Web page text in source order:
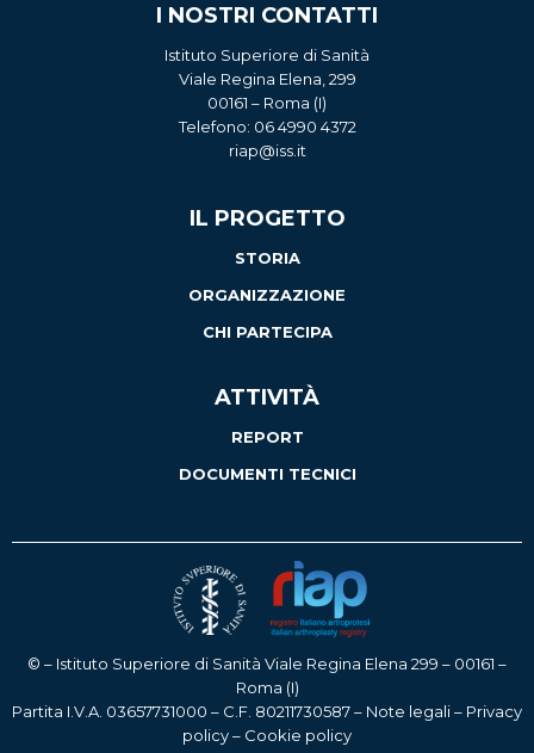
I NOSTRI CONTATTI
Istituto Superiore di Sanità
Viale Regina Elena, 299
00161 – Roma (I)
Telefono: 06 4990 4372
riap@iss.it
IL PROGETTO
STORIA
ORGANIZZAZIONE
CHI PARTECIPA
ATTIVITÀ
REPORT
DOCUMENTI TECNICI
© – Istituto Superiore di Sanità Viale Regina Elena 299 – 00161 –
Roma (I)
Partita I.V.A. 03657731000 – C.F. 80211730587 – Note legali– Privacy
policy– Cookie policy